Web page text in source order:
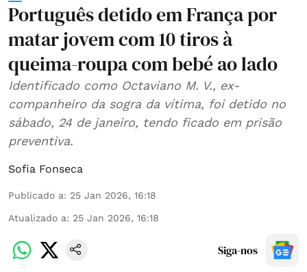
Português detido em França por
matar jovem com 10 tiros à
queima-roupa com bebé ao lado
Identificado como Octaviano M. V., ex-
companheiro da sogra da vítima, foi detido no
sábado, 24 de janeiro, tendo ficado em prisão
preventiva.
Sofia Fonseca
Publicado a: 25 Jan 2026, 16:18
Atualizado a: 25 Jan 2026, 16:18
Siga-nos